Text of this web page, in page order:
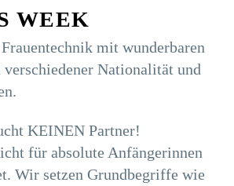
WEEK
mit wunderbaren
verschiedener Nationalität und
KEINEN Partner!
für absolute Anfängerinnen
Wir setzen Grundbegriffe wie